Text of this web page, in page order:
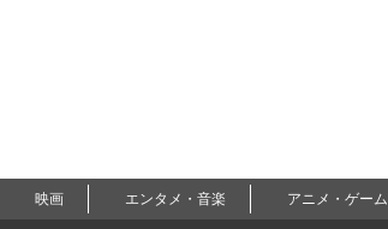
映画 エンタメ・音楽 アニメ・ゲーム